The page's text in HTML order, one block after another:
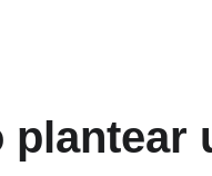
plantear